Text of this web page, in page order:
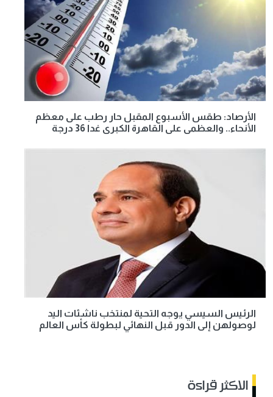
الأرصاد: طقس الأسبوع المقبل حار رطب على معظم
الأنحاء.. والعظمى على القاهرة الكبرى غدا 36 درجة
الرئيس السيسي يوجه التحية لمنتخب ناشئات اليد
لوصولهن إلى الدور قبل النهائي لبطولة كأس العالم
الاكثر قراءة